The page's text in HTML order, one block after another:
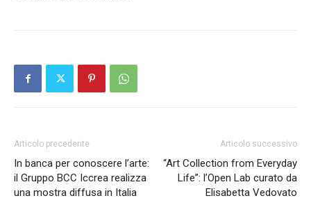
Articolo precedente
In banca per conoscere l’arte:
il Gruppo BCC Iccrea realizza
una mostra diffusa in Italia
Articolo successivo
“Art Collection from Everyday
Life”: l’Open Lab curato da
Elisabetta Vedovato